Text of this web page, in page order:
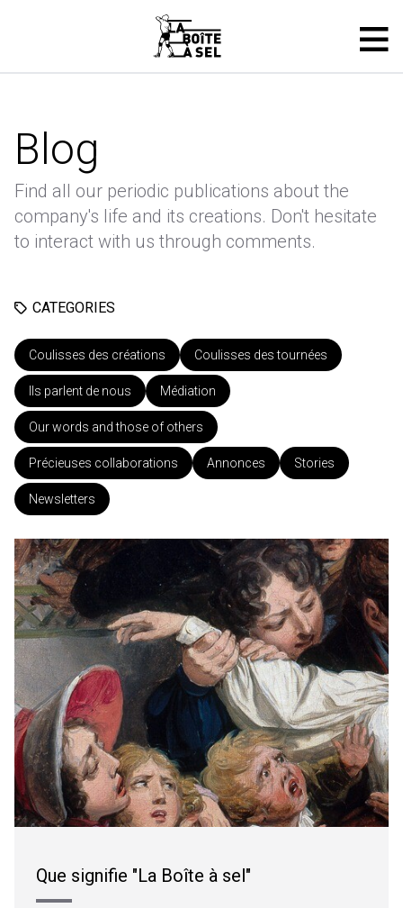
Blog
Find all our periodic publications about the
company's life and its creations. Don't hesitate
to interact with us through comments.
CATEGORIES
Coulisses des créations Coulisses des tournées
Ils parlent de nous Médiation
Our words and those of others
Précieuses collaborations Annonces Stories
Newsletters
Que signifie "La Boîte à sel"